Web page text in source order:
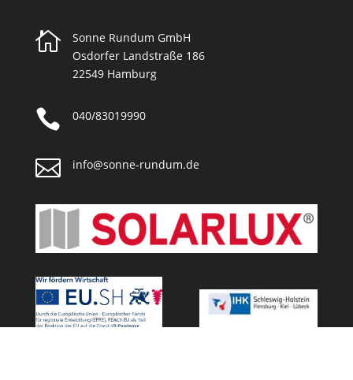

Sonne Rundum GmbH
Osdorfer Landstraße 186
22549 Hamburg
 040/83019990
 info@sonne-rundum.de